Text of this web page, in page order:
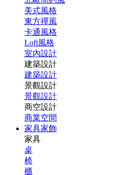
美式風格
東方禪風
卡通風格
Loft風格
室內設計
建築設計
建築設計
景觀設計
景觀設計
商空設計
商業空間
家具家飾
家具
桌
椅
櫃